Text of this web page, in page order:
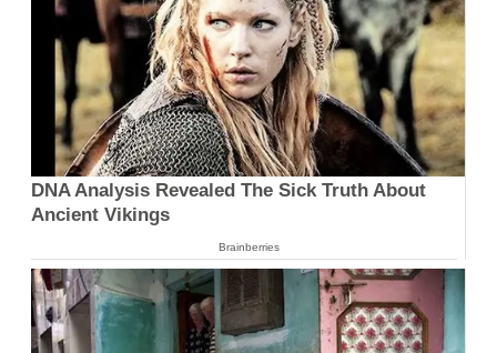
DNA Analysis Revealed The Sick Truth About
Ancient Vikings
Brainberries